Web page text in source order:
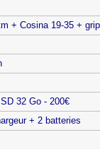
+ Cosina 19-35 +
32 Go - 200€
+ 2 batteries